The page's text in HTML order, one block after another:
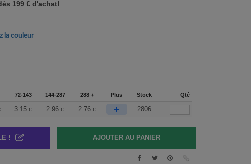
199 € d'achat!
la couleur
72-143 144-287 288 + Plus Stock Qté
3.15 € 2.96 € 2.76 € + 2806
!